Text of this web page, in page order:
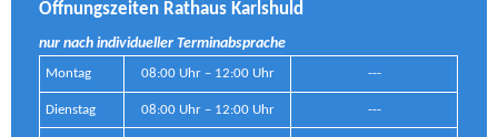
Öffnungszeiten Rathaus Karlshuld
nur nach individueller Terminabsprache
Montag 08:00 Uhr – 12:00 Uhr ---
Dienstag 08:00 Uhr – 12:00 Uhr ---